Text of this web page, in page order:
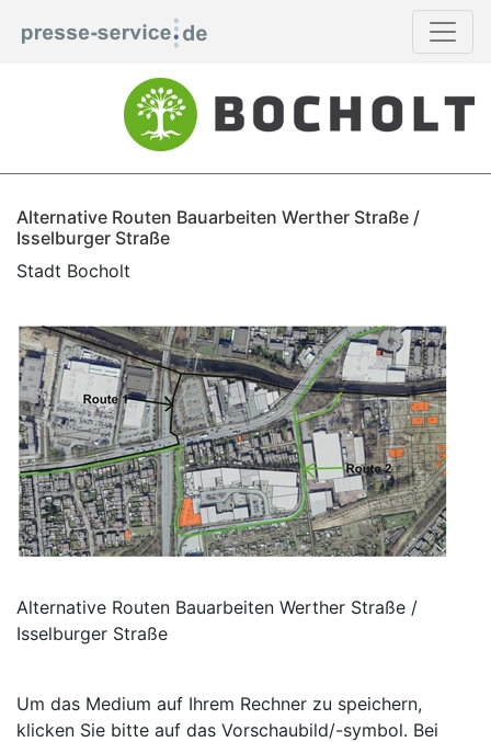
Alternative Routen Bauarbeiten Werther Straße /
Isselburger Straße
Stadt Bocholt
Alternative Routen Bauarbeiten Werther Straße /
Isselburger Straße
Um das Medium auf Ihrem Rechner zu speichern,
klicken Sie bitte auf das Vorschaubild/-symbol. Bei